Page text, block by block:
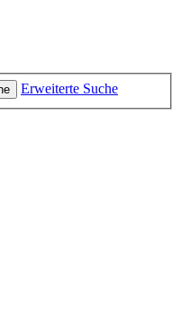
Erweiterte Suche